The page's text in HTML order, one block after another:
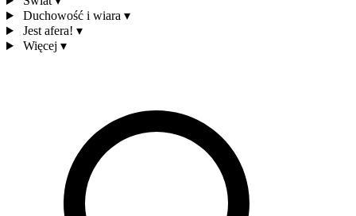
Duchowość i wiara ▾
Jest afera! ▾
Więcej ▾